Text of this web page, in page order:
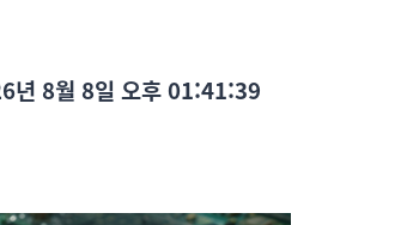
년 8월 8일 오후 01:41:40